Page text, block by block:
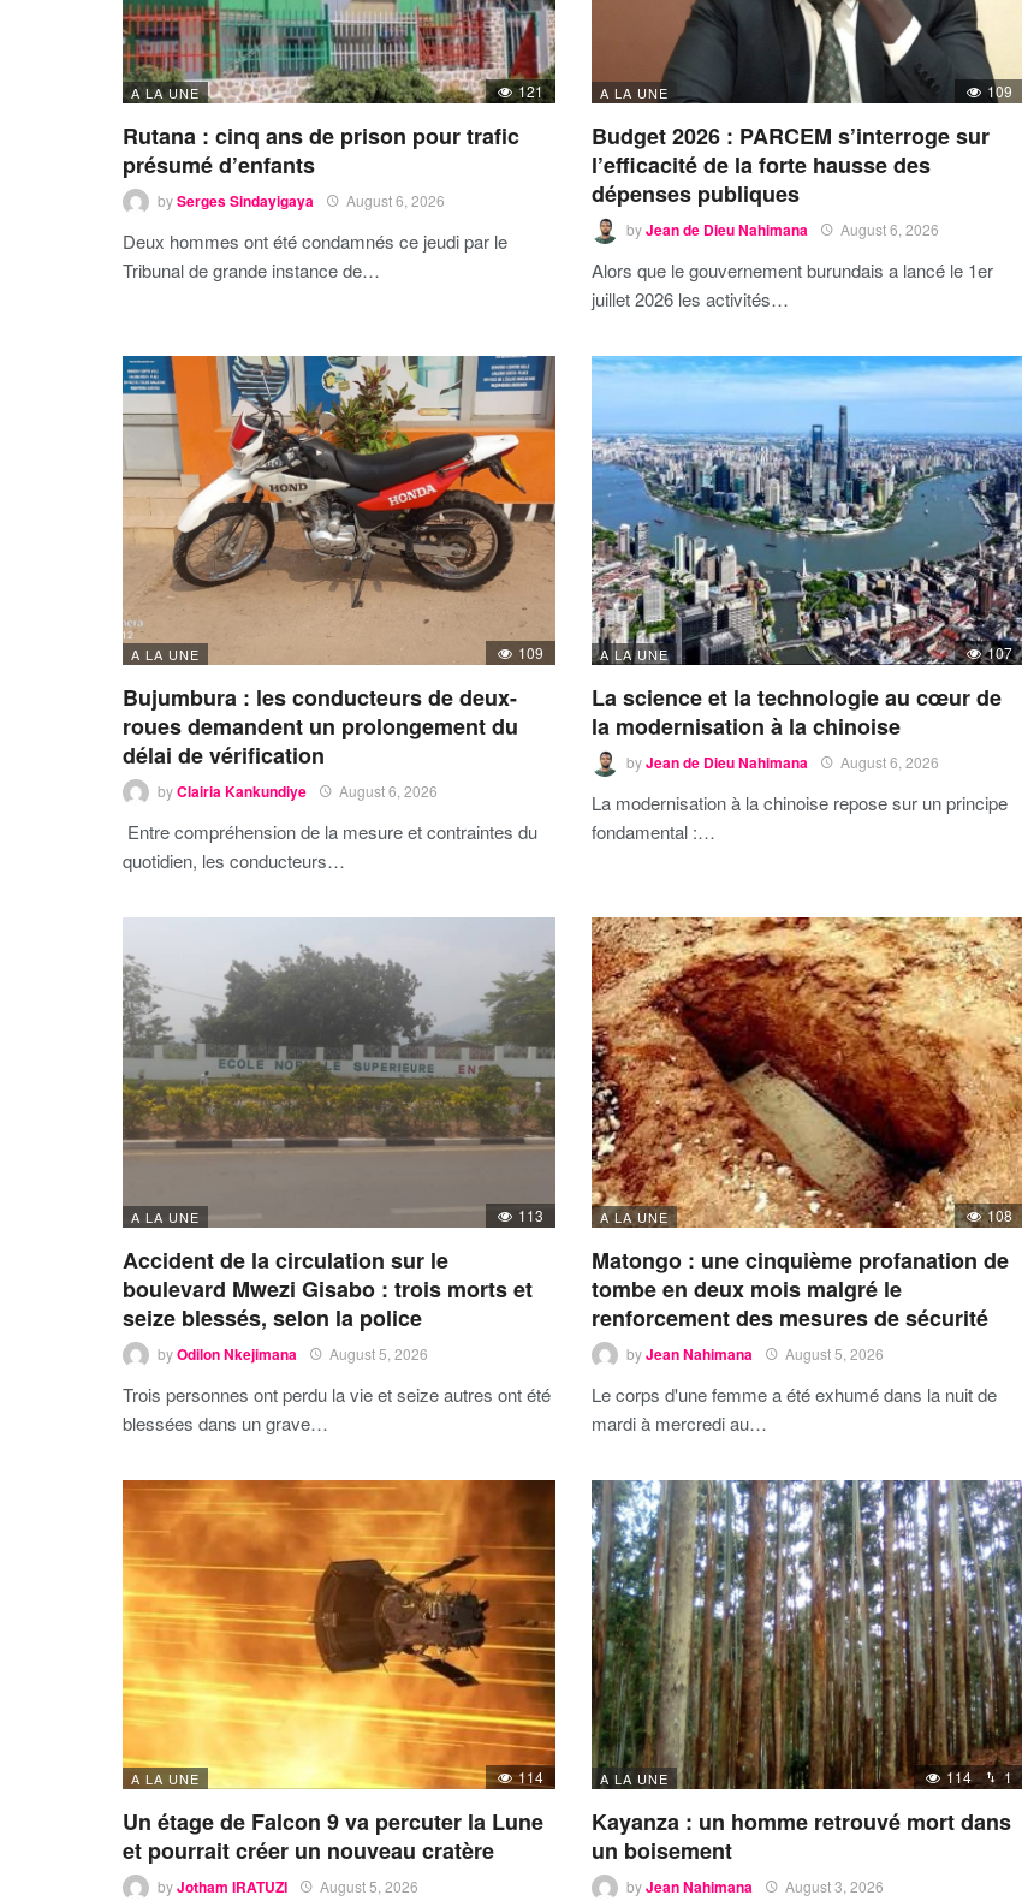
A LA UNE 121
Rutana : cinq ans de prison pour trafic
présumé d’enfants
bySerges Sindayigaya August 6, 2026
Deux hommes ont été condamnés ce jeudi par le
Tribunal de grande instance de…
A LA UNE 109
Budget 2026 : PARCEM s’interroge sur
l’efficacité de la forte hausse des
dépenses publiques
byJean de Dieu Nahimana August 6, 2026
Alors que le gouvernement burundais a lancé le 1er
juillet 2026 les activités…
A LA UNE 109
Bujumbura : les conducteurs de deux-
roues demandent un prolongement du
délai de vérification
byClairia Kankundiye August 6, 2026
Entre compréhension de la mesure et contraintes du
quotidien, les conducteurs…
A LA UNE 107
La science et la technologie au cœur de
la modernisation à la chinoise
byJean de Dieu Nahimana August 6, 2026
La modernisation à la chinoise repose sur un principe
fondamental :…
A LA UNE 113
Accident de la circulation sur le
boulevard Mwezi Gisabo : trois morts et
seize blessés, selon la police
byOdilon Nkejimana August 5, 2026
Trois personnes ont perdu la vie et seize autres ont été
blessées dans un grave…
A LA UNE 108
Matongo : une cinquième profanation de
tombe en deux mois malgré le
renforcement des mesures de sécurité
byJean Nahimana August 5, 2026
Le corps d'une femme a été exhumé dans la nuit de
mardi à mercredi au…
A LA UNE 114
Un étage de Falcon 9 va percuter la Lune
et pourrait créer un nouveau cratère
byJotham IRATUZI August 5, 2026
A LA UNE 114 1
Kayanza : un homme retrouvé mort dans
un boisement
byJean Nahimana August 3, 2026